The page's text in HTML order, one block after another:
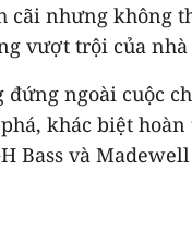
nhưng không
vượt trội của nhà
ngoài cuộc
khác biệt
Bass và